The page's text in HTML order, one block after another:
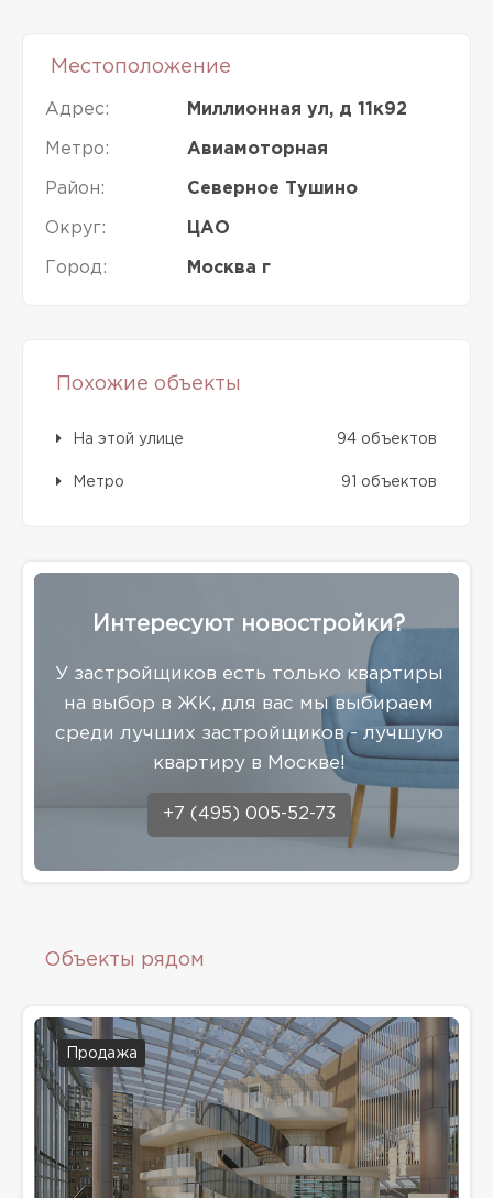
Местоположение
Адрес: Миллионная ул, д 11к92
Метро: Авиамоторная
Район: Северное Тушино
Округ: ЦАО
Город: Москва г
Похожие объекты
На этой улице 94 объектов
Метро 91 объектов
Интересуют новостройки?
У застройщиков есть только квартиры
на выбор в ЖК, для вас мы выбираем
среди лучших застройщиков - лучшую
квартиру в Москве!
+7 (495) 005-52-73
Объекты рядом
Продажа